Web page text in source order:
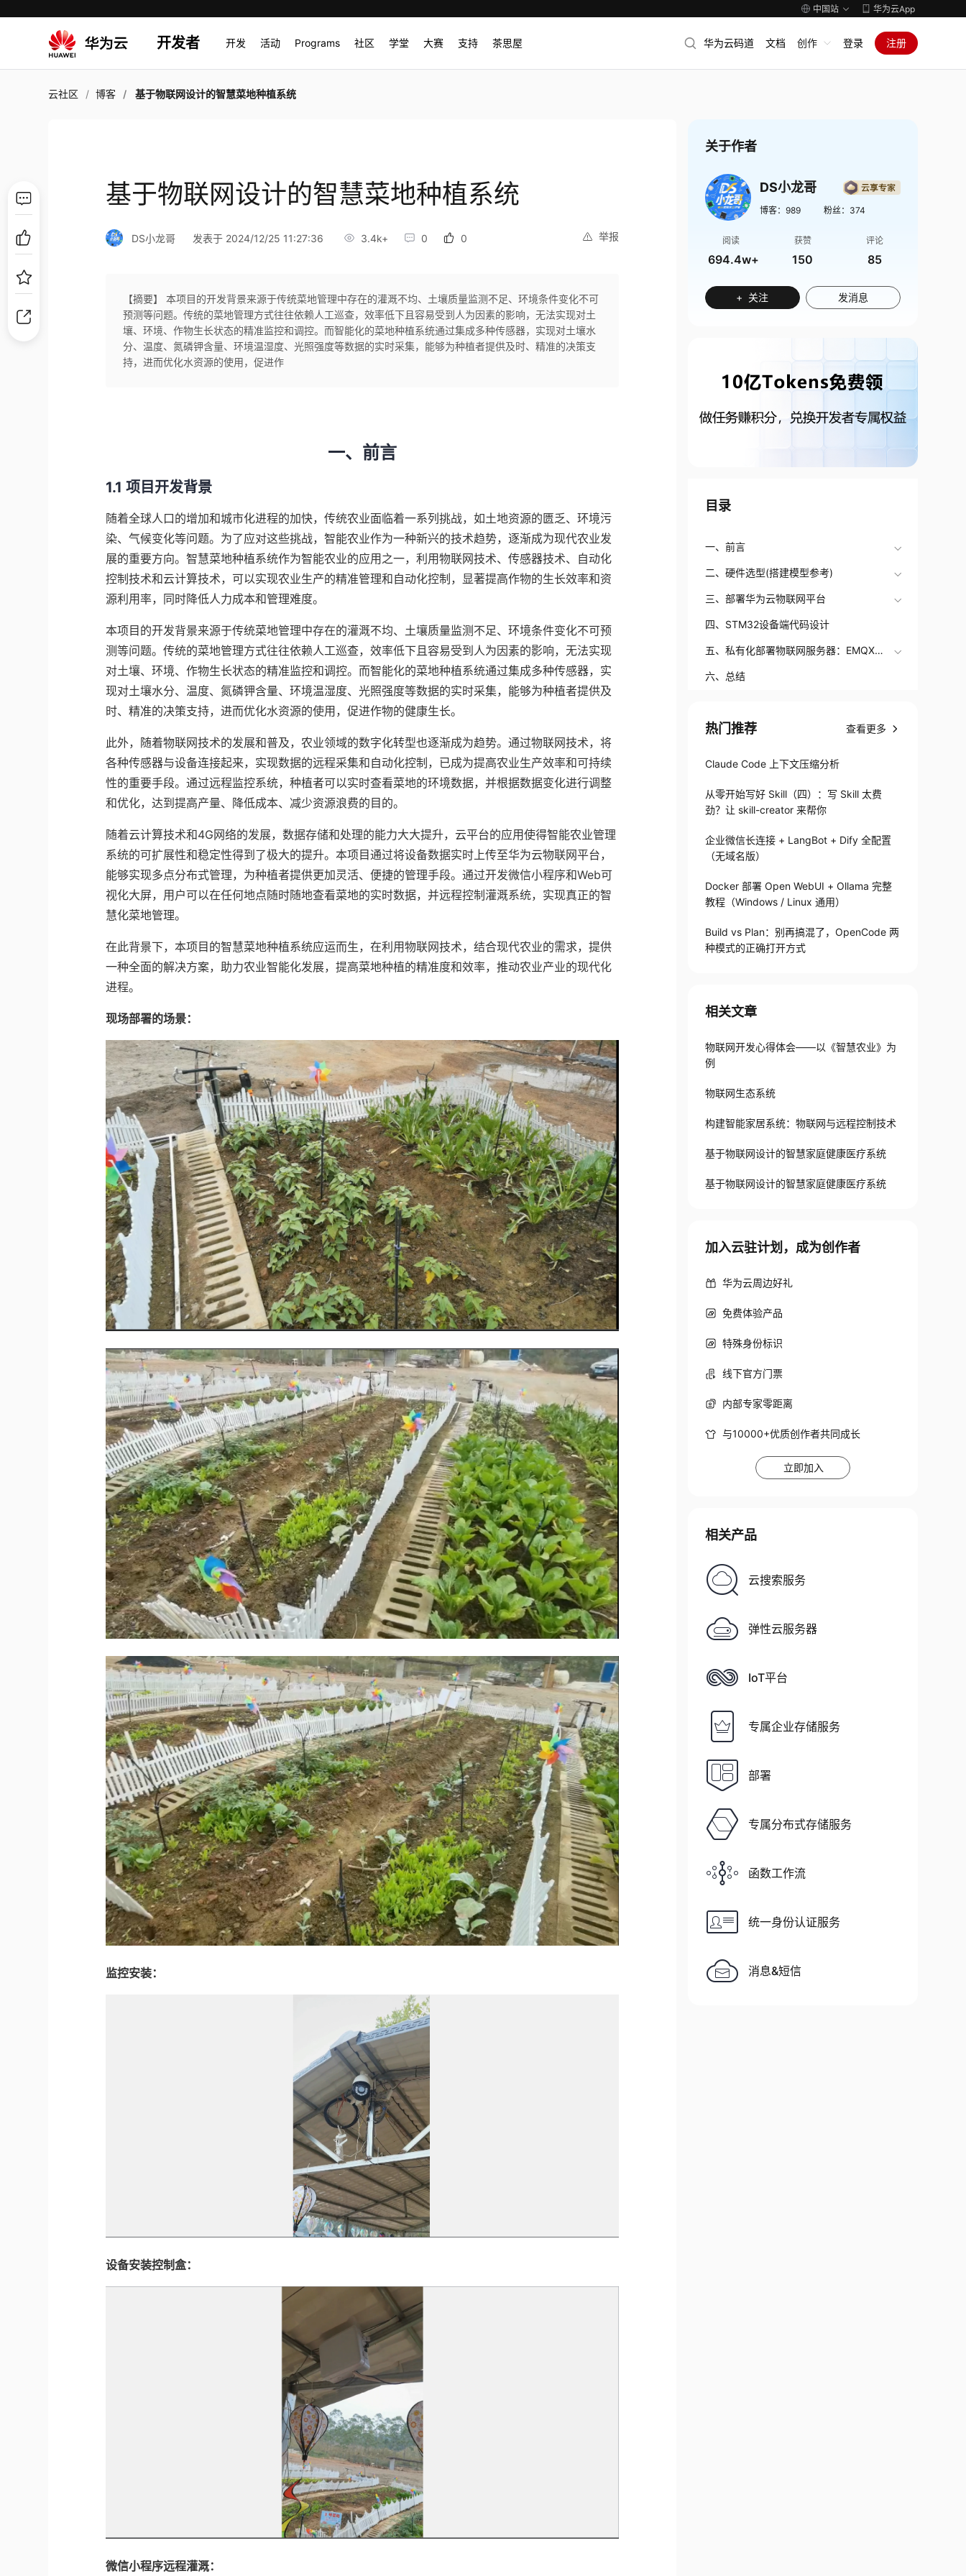
中国站 华为云App
开发者 开发 活动 Programs 社区 学堂 大赛 支持 茶思屋 华为云码道 文档 创作 登录 注册
云社区 博客 基于物联网设计的智慧菜地种植系统
基于物联网设计的智慧菜地种植系统
举报
DS小龙哥 发表于 2024/12/25 11:27:36 3.4k+ 0 0
【摘要】 本项目的开发背景来源于传统菜地管理中存在的灌溉不均、土壤质量监测不足、环境条件变化不可
预测等问题。传统的菜地管理方式往往依赖人工巡查，效率低下且容易受到人为因素的影响，无法实现对土
壤、环境、作物生长状态的精准监控和调控。而智能化的菜地种植系统通过集成多种传感器，实现对土壤水
分、温度、氮磷钾含量、环境温湿度、光照强度等数据的实时采集，能够为种植者提供及时、精准的决策支
持，进而优化水资源的使用，促进作
一、前言
1.1 项目开发背景
随着全球人口的增加和城市化进程的加快，传统农业面临着一系列挑战，如土地资源的匮乏、环境污
染、气候变化等问题。为了应对这些挑战，智能农业作为一种新兴的技术趋势，逐渐成为现代农业发
展的重要方向。智慧菜地种植系统作为智能农业的应用之一，利用物联网技术、传感器技术、自动化
控制技术和云计算技术，可以实现农业生产的精准管理和自动化控制，显著提高作物的生长效率和资
源利用率，同时降低人力成本和管理难度。
本项目的开发背景来源于传统菜地管理中存在的灌溉不均、土壤质量监测不足、环境条件变化不可预
测等问题。传统的菜地管理方式往往依赖人工巡查，效率低下且容易受到人为因素的影响，无法实现
对土壤、环境、作物生长状态的精准监控和调控。而智能化的菜地种植系统通过集成多种传感器，实
现对土壤水分、温度、氮磷钾含量、环境温湿度、光照强度等数据的实时采集，能够为种植者提供及
时、精准的决策支持，进而优化水资源的使用，促进作物的健康生长。
此外，随着物联网技术的发展和普及，农业领域的数字化转型也逐渐成为趋势。通过物联网技术，将
各种传感器与设备连接起来，实现数据的远程采集和自动化控制，已成为提高农业生产效率和可持续
性的重要手段。通过远程监控系统，种植者可以实时查看菜地的环境数据，并根据数据变化进行调整
和优化，达到提高产量、降低成本、减少资源浪费的目的。
随着云计算技术和4G网络的发展，数据存储和处理的能力大大提升，云平台的应用使得智能农业管理
系统的可扩展性和稳定性得到了极大的提升。本项目通过将设备数据实时上传至华为云物联网平台，
能够实现多点分布式管理，为种植者提供更加灵活、便捷的管理手段。通过开发微信小程序和Web可
视化大屏，用户可以在任何地点随时随地查看菜地的实时数据，并远程控制灌溉系统，实现真正的智
慧化菜地管理。
在此背景下，本项目的智慧菜地种植系统应运而生，在利用物联网技术，结合现代农业的需求，提供
一种全面的解决方案，助力农业智能化发展，提高菜地种植的精准度和效率，推动农业产业的现代化
进程。
现场部署的场景：
监控安装：
设备安装控制盒：
微信小程序远程灌溉：
关于作者
DS小龙哥
博客： 989 粉丝： 374
阅读
694.4w+
获赞
150
评论
85
+ 关注 发消息
目录
一、前言
二、硬件选型(搭建模型参考)
三、部署华为云物联网平台
四、STM32设备端代码设计
五、私有化部署物联网服务器：EMQX搭
建方案
六、总结
热门推荐 查看更多
Claude Code 上下文压缩分析
从零开始写好 Skill（四）：写 Skill 太费
劲？让 skill-creator 来帮你
企业微信长连接 + LangBot + Dify 全配置
（无域名版）
Docker 部署 Open WebUI + Ollama 完整
教程（Windows / Linux 通用）
Build vs Plan：别再搞混了，OpenCode 两
种模式的正确打开方式
相关文章
物联网开发心得体会——以《智慧农业》为
例
物联网生态系统
构建智能家居系统：物联网与远程控制技术
基于物联网设计的智慧家庭健康医疗系统
基于物联网设计的智慧家庭健康医疗系统
加入云驻计划，成为创作者
华为云周边好礼
免费体验产品
特殊身份标识
线下官方门票
内部专家零距离
与10000+优质创作者共同成长
立即加入
相关产品
云搜索服务
弹性云服务器
IoT平台
专属企业存储服务
部署
专属分布式存储服务
函数工作流
统一身份认证服务
消息&短信